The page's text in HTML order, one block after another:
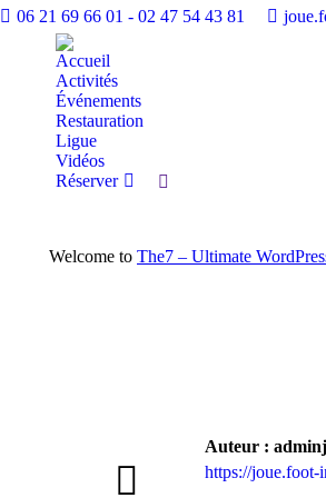
06 21 69 66 01 - 02 47 54 43 81
Accueil
Activités
Événements
Restauration
Ligue
Vidéos
Réserver
Recherche
Welcome to The7 – Ultimate
Auteur :
https://joue.foot-